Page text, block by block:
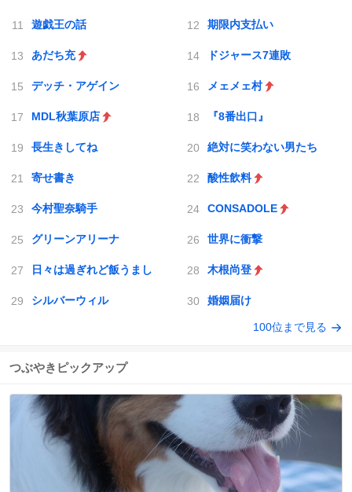
遊戯王の話 期限内支払い
あだち充 ドジャース7連敗
デッチ・アゲイン メェメェ村
MDL秋葉原店 『8番出口』
長生きしてね 絶対に笑わない男たち
寄せ書き 酸性飲料
今村聖奈騎手 CONSADOLE
グリーンアリーナ 世界に衝撃
日々は過ぎれど飯うまし 木根尚登
シルバーウィル 婚姻届け
100位まで見る
つぶやきピックアップ